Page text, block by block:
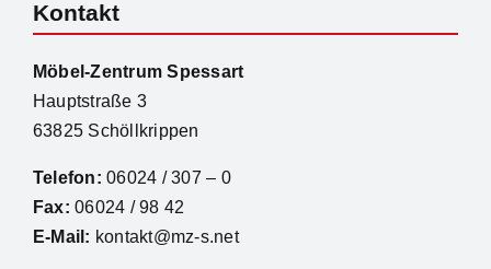
Kontakt
Möbel-Zentrum Spessart
Hauptstraße 3
63825 Schöllkrippen
Telefon: 06024 / 307 – 0
Fax: 06024 / 98 42
E-Mail: kontakt@mz-s.net